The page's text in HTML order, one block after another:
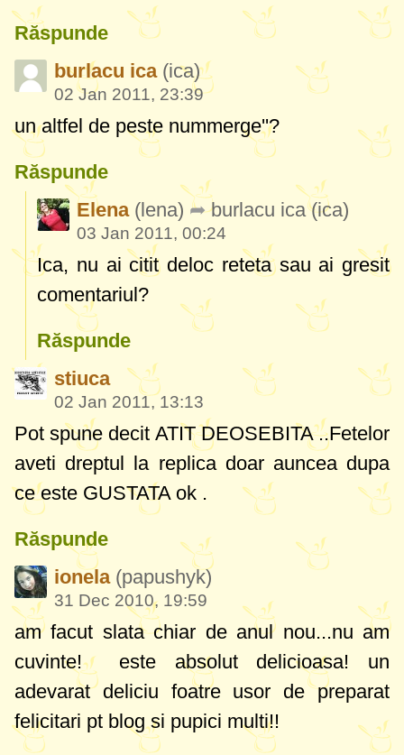
Răspunde
burlacu ica (ica)
02 Jan 2011, 23:39
un altfel de peste nummerge''?
Răspunde
Elena (lena) burlacu ica(ica)
03 Jan 2011, 00:24
Ica, nu ai citit deloc reteta sau ai gresit
comentariul?
Răspunde
stiuca
02 Jan 2011, 13:13
Pot spune decit ATIT DEOSEBITA ..Fetelor
aveti dreptul la replica doar auncea dupa
ce este GUSTATA ok .
Răspunde
ionela (papushyk)
31 Dec 2010, 19:59
am facut slata chiar de anul nou...nu am
cuvinte!
este absolut delicioasa! un
adevarat deliciu foatre usor de preparat
felicitari pt blog si pupici multi!!